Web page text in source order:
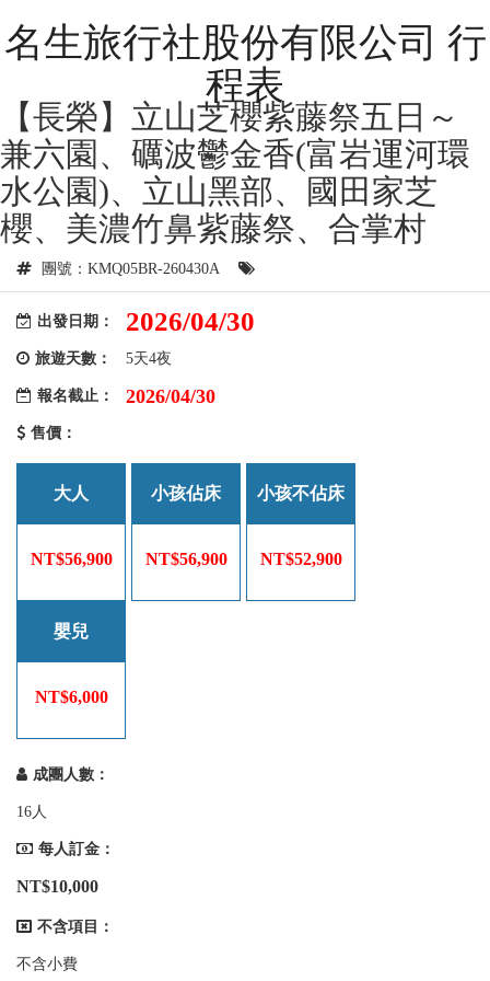
名生旅行社股份有限公司 行
程表
【長榮】立山芝櫻紫藤祭五日～
兼六園、礪波鬱金香(富岩運河環
水公園)、立山黑部、國田家芝
櫻、美濃竹鼻紫藤祭、合掌村
團號：KMQ05BR-260430A
出發日期： 2026/04/30
旅遊天數： 5天4夜
報名截止： 2026/04/30
售價：
大人
NT$56,900
小孩佔床
NT$56,900
小孩不佔床
NT$52,900
嬰兒
NT$6,000
成團人數：
16人
每人訂金：
NT$10,000
不含項目：
不含小費